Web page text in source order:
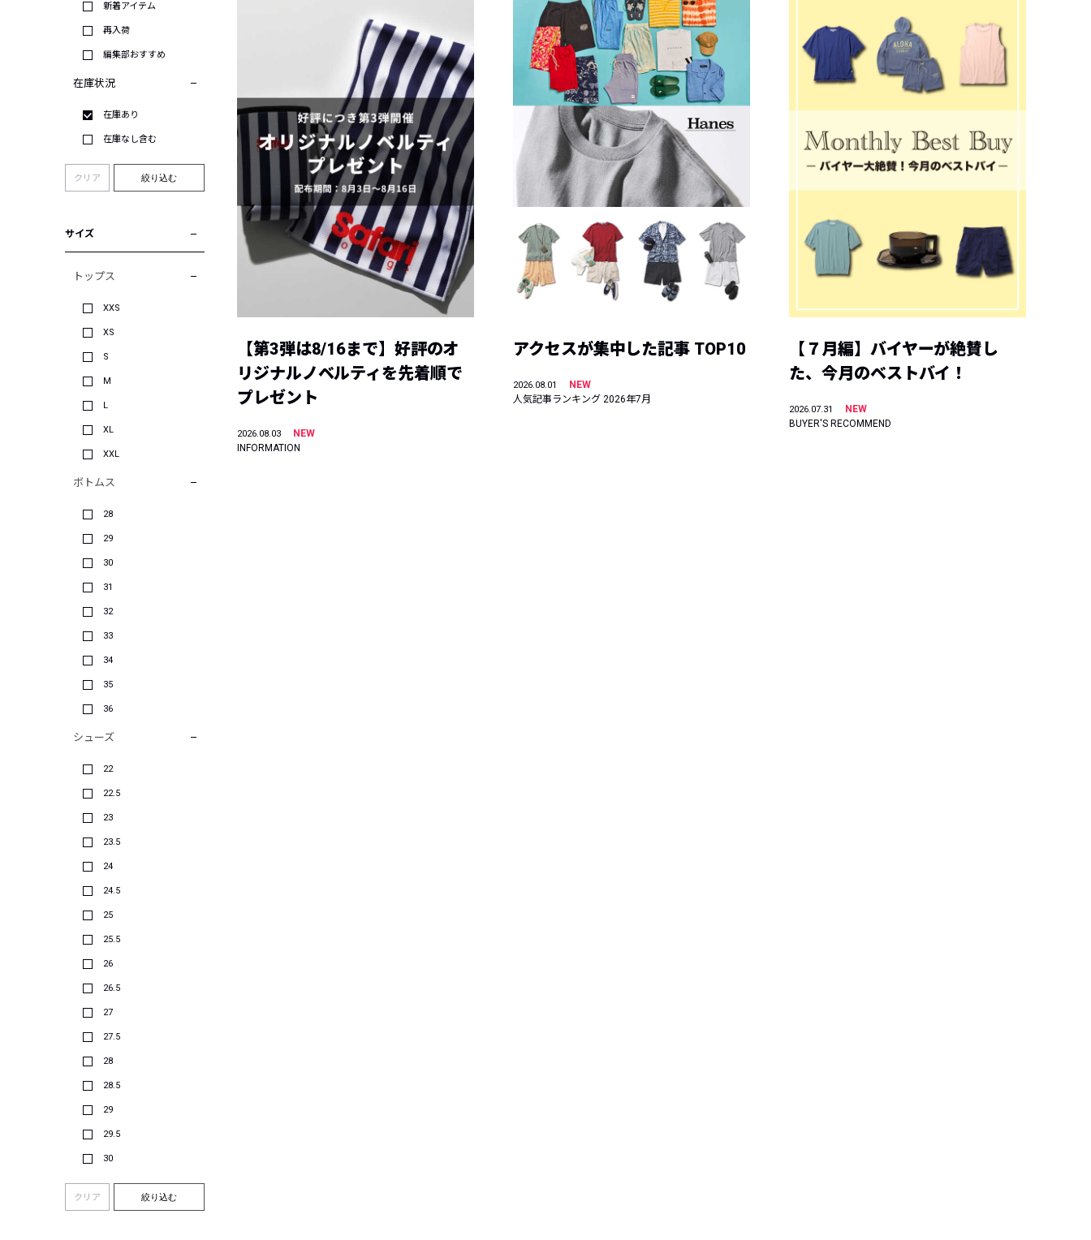
新着アイテム
再入荷
編集部おすすめ
在庫状況
在庫あり
在庫なし含む
クリア 絞り込む
サイズ
トップス
XXS
XS
S
M
L
XL
XXL
ボトムス
28
29
30
31
32
33
34
35
36
シューズ
22
22.5
23
23.5
24
24.5
25
25.5
26
26.5
27
27.5
28
28.5
29
29.5
30
クリア 絞り込む
【第3弾は8/16まで】好評のオ
リジナルノベルティを先着順で
プレゼント
2026.08.03
NEW
INFORMATION
アクセスが集中した記事 TOP10
2026.08.01
NEW
人気記事ランキング 2026年7月
【７月編】バイヤーが絶賛し
た、今月のベストバイ！
2026.07.31
NEW
BUYER'S RECOMMEND